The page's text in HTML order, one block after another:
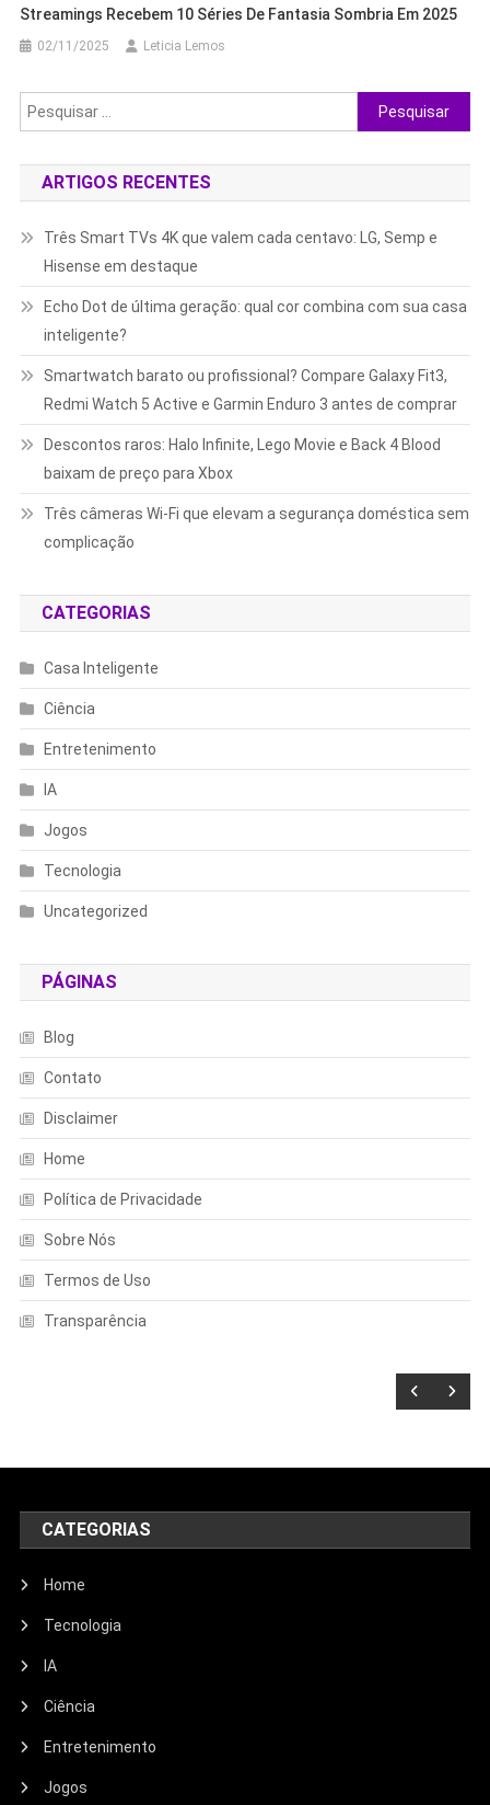
Streamings Recebem 10 Séries De Fantasia Sombria Em 2025
02/11/2025 Leticia Lemos
Pesquisar
por:
ARTIGOS RECENTES
Três Smart TVs 4K que valem cada centavo: LG, Semp e
Hisense em destaque
Echo Dot de última geração: qual cor combina com sua casa
inteligente?
Smartwatch barato ou profissional? Compare Galaxy Fit3,
Redmi Watch 5 Active e Garmin Enduro 3 antes de comprar
Descontos raros: Halo Infinite, Lego Movie e Back 4 Blood
baixam de preço para Xbox
Três câmeras Wi-Fi que elevam a segurança doméstica sem
complicação
CATEGORIAS
Casa Inteligente
Ciência
Entretenimento
IA
Jogos
Tecnologia
Uncategorized
PÁGINAS
Blog
Contato
Disclaimer
Home
Política de Privacidade
Sobre Nós
Termos de Uso
Transparência
CATEGORIAS
Home
Tecnologia
IA
Ciência
Entretenimento
Jogos